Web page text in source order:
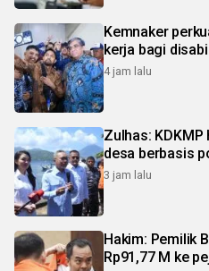
Kemnaker
kerja bagi
4 jam lalu
Zulhas:
desa berbasis
3 jam lalu
Hakim: Pemilik
Rp91,77 M ke